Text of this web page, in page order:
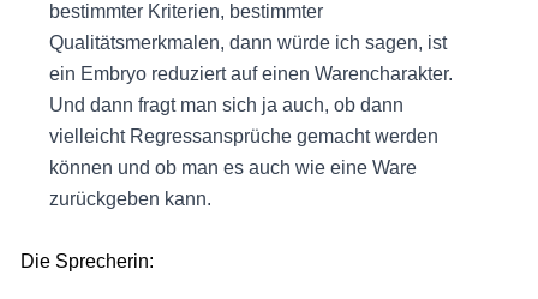
bestimmter Kriterien, bestimmter
Qualitätsmerkmalen, dann würde ich sagen, ist
ein Embryo reduziert auf einen Warencharakter.
Und dann fragt man sich ja auch, ob dann
vielleicht Regressansprüche gemacht werden
können und ob man es auch wie eine Ware
zurückgeben kann.
Die Sprecherin: